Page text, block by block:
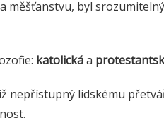
měšťanstvu, byl
katolickáa
lidskému